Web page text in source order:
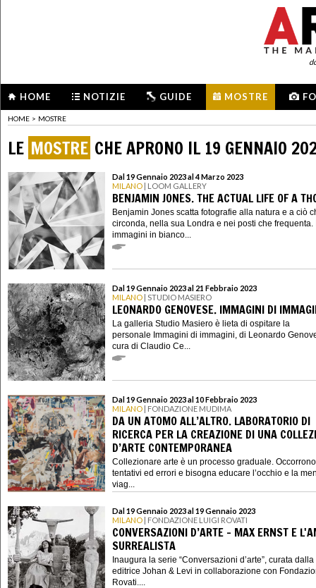
HOME NOTIZIE GUIDE MOSTRE
HOME > MOSTRE
LE MOSTRE CHE APRONO IL 19 GENNAIO
Dal 19 Gennaio 2023 al 4 Marzo 2023
MILANO | LOOM GALLERY
BENJAMIN JONES. THE ACTUAL LIFE OF A
Benjamin Jones scatta fotografie alla natura e a ciò
circonda, nella sua Londra e nei posti che frequenta.
immagini in bianco...
Dal 19 Gennaio 2023 al 21 Febbraio 2023
MILANO | STUDIO MASIERO
LEONARDO GENOVESE. IMMAGINI DI
La galleria Studio Masiero è lieta di ospitare la
personale Immagini di immagini, di Leonardo
cura di Claudio Ce...
Dal 19 Gennaio 2023 al 10 Febbraio 2023
MILANO | FONDAZIONE MUDIMA
DA UN ATOMO ALL’ALTRO. LABORATORIO DI
RICERCA PER LA CREAZIONE DI UNA
D’ARTE CONTEMPORANEA
Collezionare arte è un processo graduale.
tentativi ed errori e bisogna educare l’occhio e la
viag...
Dal 19 Gennaio 2023 al 19 Gennaio 2023
MILANO | FONDAZIONE LUIGI ROVATI
CONVERSAZIONI D’ARTE - MAX ERNST E
SURREALISTA
Inaugura la serie “Conversazioni d’arte”, curata
editrice Johan & Levi in collaborazione con
Rovati....